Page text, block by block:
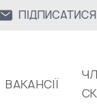
ВАКАНСІЇ